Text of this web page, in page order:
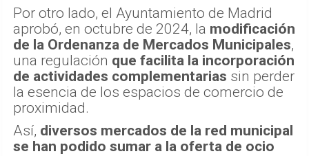
Por otro lado, el Ayuntamiento de Madrid
aprobó, en octubre de 2024, la modificación
de la Ordenanza de Mercados Municipales,
una regulación que facilita la incorporación
de actividades complementarias sin perder
la esencia de los espacios de comercio de
proximidad.
Así, diversos mercados de la red municipal
se han podido sumar a la oferta de ocio